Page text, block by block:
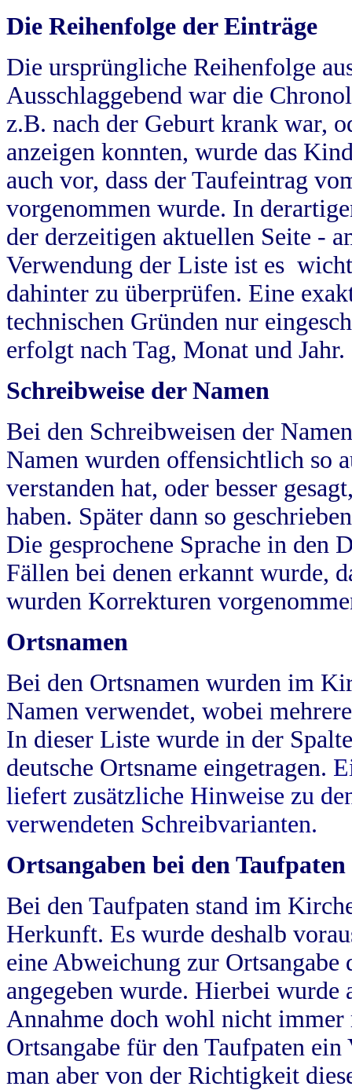
Die Reihenfolge der Einträge
Die ursprüngliche Reihenfolge
Ausschlaggebend war die
z.B. nach der Geburt krank war,
anzeigen konnten, wurde das
auch vor, dass der Taufeintrag
vorgenommen wurde. In
der derzeitigen aktuellen Seite -
Verwendung der Liste ist es
dahinter zu überprüfen. Eine
technischen Gründen nur
erfolgt nach Tag, Monat und Jahr.
Schreibweise der Namen
Bei den Schreibweisen der
Namen wurden offensichtlich so
verstanden hat, oder besser
haben. Später dann so
Die gesprochene Sprache in
Fällen bei denen erkannt wurde,
wurden Korrekturen
Ortsnamen
Bei den Ortsnamen wurden im
Namen verwendet, wobei
In dieser Liste wurde in der
deutsche Ortsname eingetragen.
liefert zusätzliche Hinweise zu
verwendeten Schreibvarianten.
Ortsangaben bei den Taufpaten
Bei den Taufpaten stand im
Herkunft. Es wurde deshalb
eine Abweichung zur
angegeben wurde. Hierbei wurde
Annahme doch wohl nicht
Ortsangabe für den Taufpaten
man aber von der Richtigkeit